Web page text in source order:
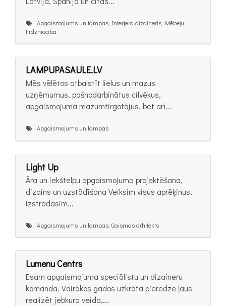
Apgaismojums un lampas, Interjera dizaineris, Mēbeļu
tirdzniecība
LAMPUPASAULE.LV
Mēs vēlētos atbalstīt lielus un mazus
uzņēmumus, pašnodarbinātus cilvēkus,
apgaismojuma mazumtirgotājus, bet arī...
Apgaismojums un lampas
Light Up
Āra un iekštelpu apgaismojuma projektēšana,
dizains un uzstādīšana Veiksim visus aprēķinus,
izstrādāsim...
Apgaismojums un lampas, Gaismas arhitekts
Lumenu Centrs
Esam apgaismojuma speciālistu un dizaineru
komanda. Vairākos gados uzkrātā pieredze ļaus
realizēt jebkura veida,...